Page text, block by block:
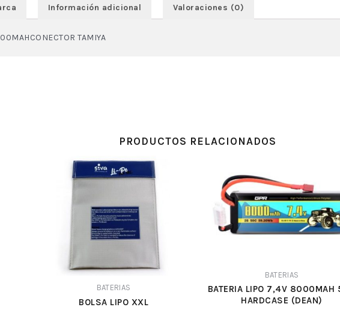
Información adicional Valoraciones (0)
TAMIYA
PRODUCTOS RELACIONADOS
BATERIAS
BOLSA LIPO XXL
BATERIAS
BATERIA LIPO 7,4V 8000MAH
HARDCASE (DEAN)